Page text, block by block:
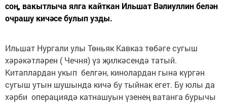
соң, вакытлыча ялга кайткан Ильшат Вәлиуллин белән
очрашу кичәсе булып узды.
Ильшат Нургали улы Төньяк Кавказ төбәге сугыш
хәрәкәтләрен ( Чечня) үз җилкәсендә татый.
Китаплардан укып белгән, кинолардан гына күргән
сугыш утын шушында кичә бу тыйнак егет. Бу юлы да
хәрби операциядә катнашуын үзенең ватанга бурычы